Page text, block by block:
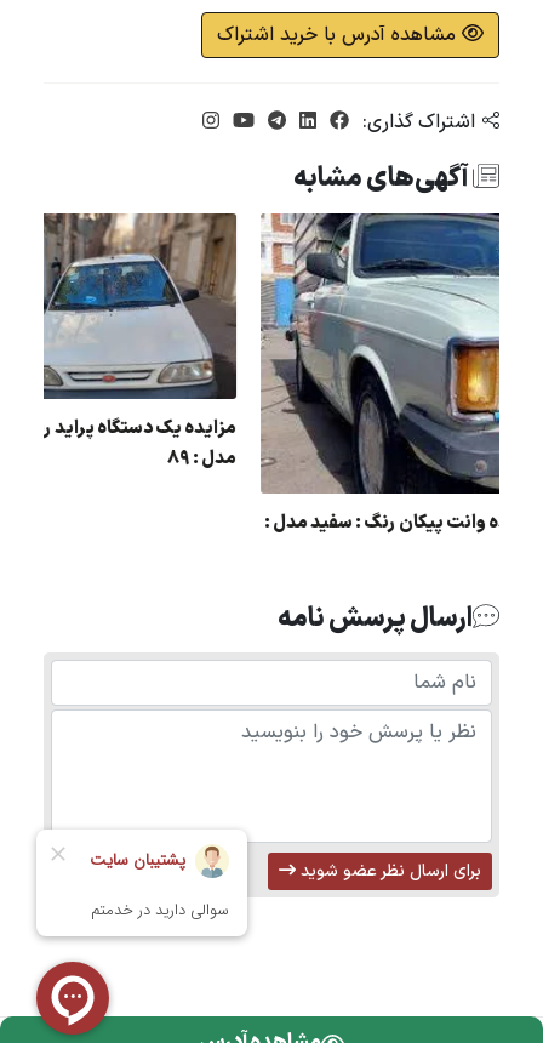
مشاهده آدرس با خرید اشتراک
اشتراک گذاری:
آگهی‌های مشابه
مزایده یک دستگاه
مدل : 89
مزایده وانت پیکان رنگ : سفید مدل :
ارسال پرسش نامه
برای ارسال نظر عضو شوید